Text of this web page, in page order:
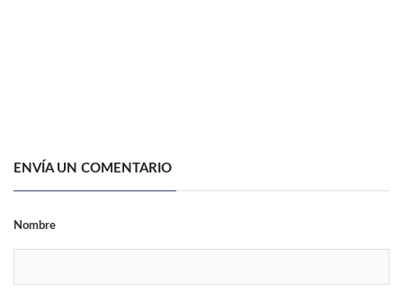
ENVÍA UN COMENTARIO
Nombre